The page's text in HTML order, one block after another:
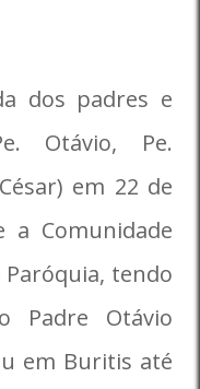
dos padres e
Otávio, Pe.
em 22 de
a Comunidade
tendo
Padre Otávio
em Buritis até